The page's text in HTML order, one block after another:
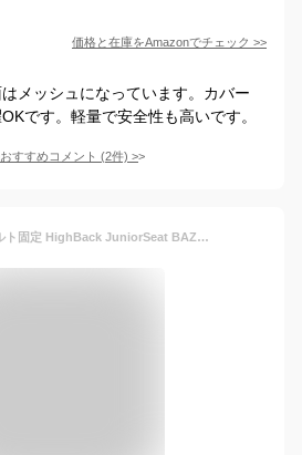
価格と在庫をAmazonでチェック >>
メッシュになっています。カバー
です。軽量で安全性も高いです。
すすめコメント (2件) >
エンドー シートベルト固定 HighBack JuniorSeat BAZBAZ(ハイバックジュニアシート バズバズ) ブラック 3歳~ (1年・保証) 2.9キログラム